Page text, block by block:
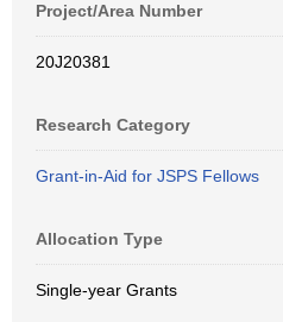
Project/Area Number
20J20381
Research Category
Grant-in-Aid for JSPS Fellows
Allocation Type
Single-year Grants